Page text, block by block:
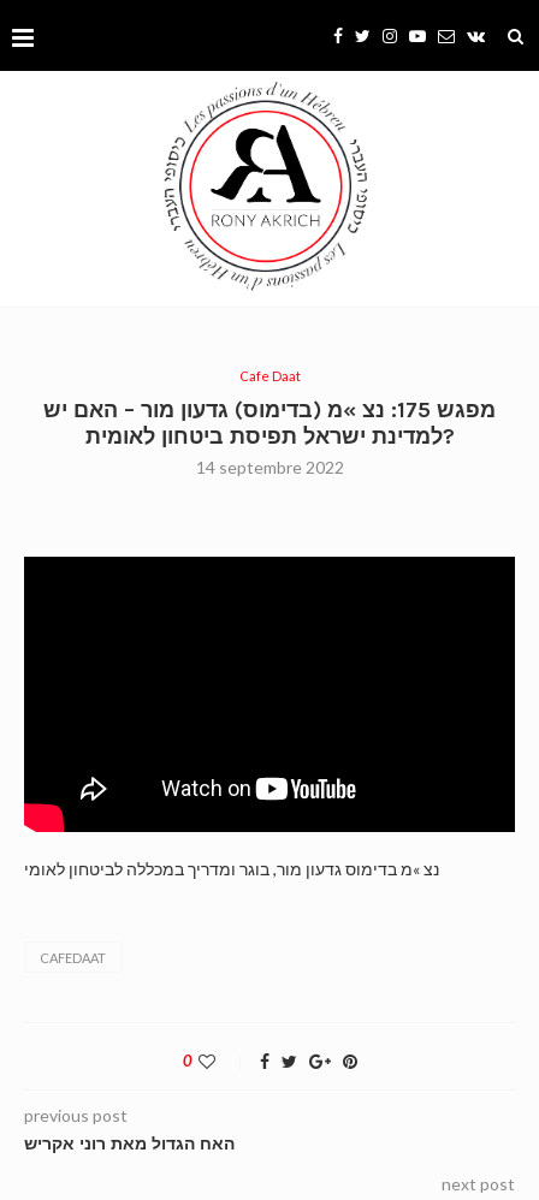
Cafe Daat
מפגש 175: נצ »מ (בדימוס) גדעון מור – האם יש
למדינת ישראל תפיסת ביטחון לאומית?
14 septembre 2022
נצ »מ בדימוס גדעון מור, בוגר ומדריך במכללה לביטחון לאומי
CAFEDAAT
0
previous post
האח הגדול מאת רוני אקריש
next post